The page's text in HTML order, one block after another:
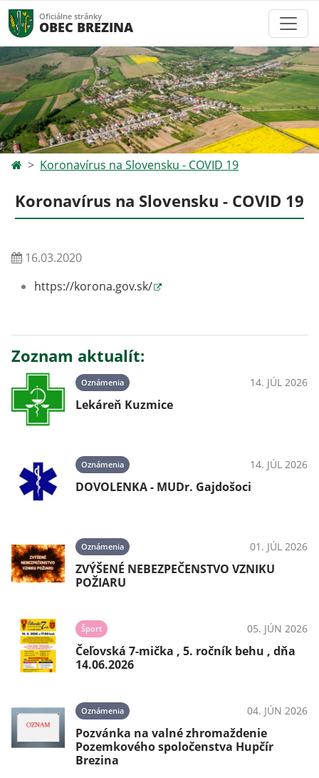
Oficiálne stránky
OBEC BREZINA
Koronavírus na Slovensku - COVID 19
Koronavírus na Slovensku - COVID 19
16.03.2020
https://korona.gov.sk/
Zoznam aktualít:
Oznámenia 14. JÚL 2026
Lekáreň Kuzmice
Oznámenia 14. JÚL 2026
DOVOLENKA - MUDr. Gajdošoci
Oznámenia 01. JÚL 2026
ZVÝŠENÉ NEBEZPEČENSTVO VZNIKU
POŽIARU
Šport 05. JÚN 2026
Čeľovská 7-mička , 5. ročník behu , dňa
14.06.2026
Oznámenia 04. JÚN 2026
Pozvánka na valné zhromaždenie
Pozemkového spoločenstva Hupčír
Brezina